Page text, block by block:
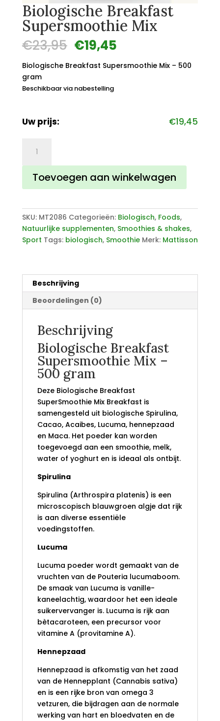
Biologische Breakfast
Supersmoothie Mix
€23,95 Oorspronkelijke
prijs
was:
€19,45Huidige
is:
Biologische Breakfast Supersmoothie Mix – 500
gram
Beschikbaar via nabestelling
Uw prijs: €19,45
Breakfast
Supersmoothie
aantal
Toevoegen aan winkelwagen
SKU: MT2086 Categorieën: Biologisch, Foods,
Natuurlijke supplementen, Smoothies & shakes,
Sport Tags: biologisch, Smoothie Merk: Mattisson
Beschrijving
Beoordelingen (0)
Beschrijving
Biologische Breakfast
Supersmoothie Mix –
500 gram
Deze Biologische Breakfast
SuperSmoothie Mix Breakfast is
samengesteld uit biologische Spirulina,
Cacao, Acaibes, Lucuma, hennepzaad
en Maca. Het poeder kan worden
toegevoegd aan een smoothie, melk,
water of yoghurt en is ideaal als ontbijt.
Spirulina
Spirulina (Arthrospira platenis) is een
microscopisch blauwgroen algje dat rijk
is aan diverse essentiële
voedingstoffen.
Lucuma
Lucuma poeder wordt gemaakt van de
vruchten van de Pouteria lucumaboom.
De smaak van Lucuma is vanille-
kaneelachtig, waardoor het een ideale
suikervervanger is. Lucuma is rijk aan
bètacaroteen, een precursor voor
vitamine A (provitamine A).
Hennepzaad
Hennepzaad is afkomstig van het zaad
van de Hennepplant (Cannabis sativa)
en is een rijke bron van omega 3
vetzuren, die bijdragen aan de normale
werking van hart en bloedvaten en de